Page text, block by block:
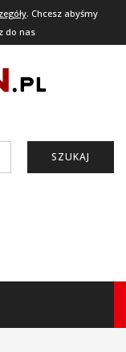
. Chcesz abyśmy
do nas
SZUKAJ